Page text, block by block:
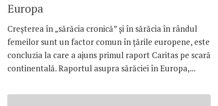
Europa
Creşterea în „sărăcia cronică” şi în sărăcia în rândul
femeilor sunt un factor comun în ţările europene, este
concluzia la care a ajuns primul raport Caritas pe scară
continentală. Raportul asupra sărăciei în Europa,...